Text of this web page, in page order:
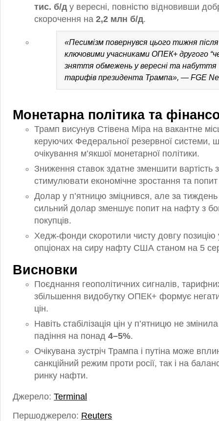
тис. б/д у вересні, повністю відновивши
скорочення на 2,2 млн б/д.
«Песимізм повернувся цього тижня
ключовими учасниками ОПЕК+ другого
зняття обмежень у вересні та набуття
тарифів президента Трампа», — FGE
Монетарна політика та
Трамп висунув Стівена Міра на вакантне
керуючих Федеральної резервної системи,
очікування м’якшої монетарної політики.
Зниження ставок здатне зменшити вартість
стимулювати економічне зростання та
Долар у п’ятницю зміцнився, але за
сильний долар зменшує попит на нафту з
покупців.
Хедж-фонди скоротили чисту довгу позицію
опціонах на сиру нафту США станом на 5
Висновки
Поєднання геополітичних сигналів,
збільшення видобутку ОПЕК+ формує
цін.
Навіть стабілізація цін у п’ятницю не
падіння на понад 4–5%.
Очікувана зустріч Трампа і путіна може
санкційний режим проти росії, так і на
ринку нафти.
Джерело: Terminal
Першоджерело: Reuters